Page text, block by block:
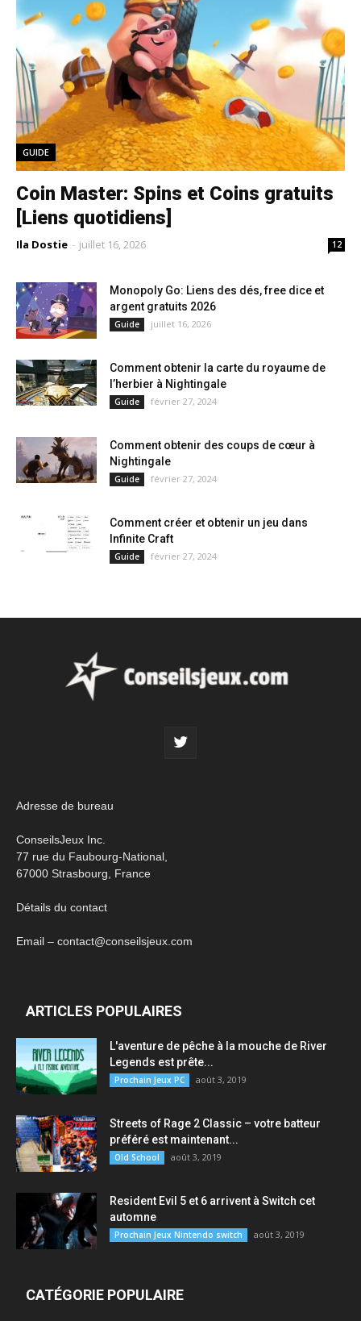
GUIDE
Coin Master: Spins et Coins gratuits
[Liens quotidiens]
Ila Dostie - juillet 16, 2026 12
Monopoly Go: Liens des dés, free dice et
argent gratuits 2026
Guide juillet 16, 2026
Comment obtenir la carte du royaume de
l’herbier à Nightingale
Guide février 27, 2024
Comment obtenir des coups de cœur à
Nightingale
Guide février 27, 2024
Comment créer et obtenir un jeu dans
Infinite Craft
Guide février 27, 2024
Adresse de bureau
ConseilsJeux Inc.
77 rue du Faubourg-National,
67000 Strasbourg, France
Détails du contact
Email – contact@conseilsjeux.com
ARTICLES POPULAIRES
L'aventure de pêche à la mouche de River
Legends est prête...
Prochain Jeux PC août 3, 2019
Streets of Rage 2 Classic – votre batteur
préféré est maintenant...
Old School août 3, 2019
Resident Evil 5 et 6 arrivent à Switch cet
automne
Prochain Jeux Nintendo switch août 3, 2019
CATÉGORIE POPULAIRE